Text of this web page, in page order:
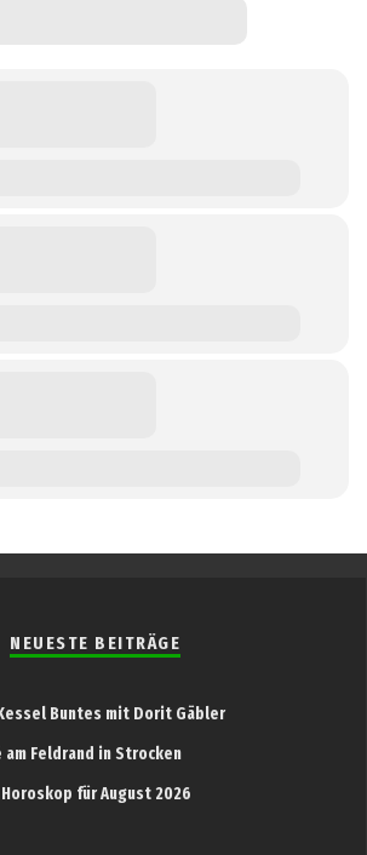
NEUESTE BEITRÄGE
Buntes mit Dorit Gäbler
am Feldrand in Strocken
Horoskop für August 2026